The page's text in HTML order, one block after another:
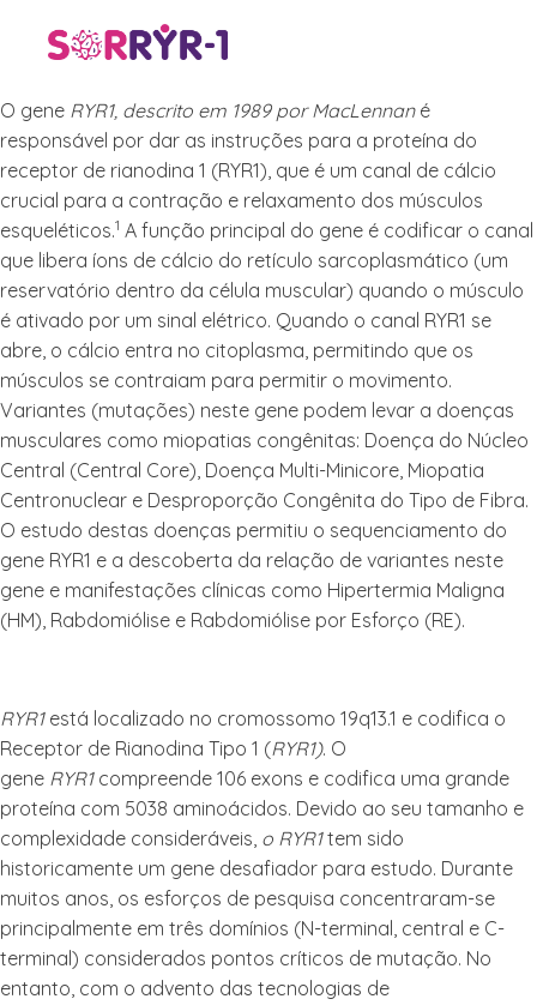
O gene RYR1, descrito em 1989 por MacLennané
responsável por dar as instruções para a proteína do
receptor de rianodina 1 (RYR1), que é um canal de cálcio
crucial para a contração e relaxamento dos músculos
esqueléticos.1 A função principal do gene é codificar o canal
que libera íons de cálcio do retículo sarcoplasmático (um
reservatório dentro da célula muscular) quando o músculo
é ativado por um sinal elétrico. Quando o canal RYR1 se
abre, o cálcio entra no citoplasma, permitindo que os
músculos se contraiam para permitir o movimento.
Variantes (mutações) neste gene podem levar a doenças
musculares como miopatias congênitas: Doença do Núcleo
Central (Central Core), Doença Multi-Minicore, Miopatia
Centronuclear e Desproporção Congênita do Tipo de Fibra.
O estudo destas doenças permitiu o sequenciamento do
gene RYR1 e a descoberta da relação de variantes neste
gene e manifestações clínicas como Hipertermia Maligna
(HM), Rabdomiólise e Rabdomiólise por Esforço (RE).
RYR1está localizado no cromossomo 19q13.1 e codifica o
Receptor de Rianodina Tipo 1 (RYR1). O
gene RYR1compreende 106 exons e codifica uma grande
proteína com 5038 aminoácidos. Devido ao seu tamanho e
complexidade consideráveis, o RYR1tem sido
historicamente um gene desafiador para estudo. Durante
muitos anos, os esforços de pesquisa concentraram-se
principalmente em três domínios (N-terminal, central e C-
terminal) considerados pontos críticos de mutação. No
entanto, com o advento das tecnologias de